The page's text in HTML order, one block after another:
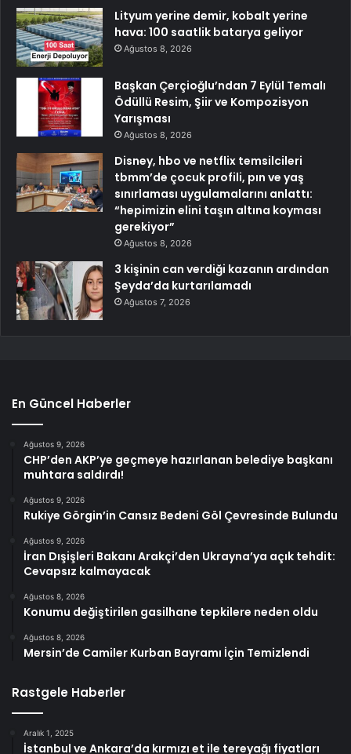
Lityum yerine demir, kobalt yerine
hava: 100 saatlik batarya geliyor
Ağustos 8, 2026
Başkan Çerçioğlu’ndan 7 Eylül Temalı
Ödüllü Resim, Şiir ve Kompozisyon
Yarışması
Ağustos 8, 2026
Disney, hbo ve netflix temsilcileri
tbmm’de çocuk profili, pın ve yaş
sınırlaması uygulamalarını anlattı:
“hepimizin elini taşın altına koyması
gerekiyor”
Ağustos 8, 2026
3 kişinin can verdiği kazanın ardından
Şeyda’da kurtarılamadı
Ağustos 7, 2026
En Güncel Haberler
Ağustos 9, 2026
CHP’den AKP’ye geçmeye hazırlanan belediye başkanı
muhtara saldırdı!
Ağustos 9, 2026
Rukiye Görgin’in Cansız Bedeni Göl Çevresinde Bulundu
Ağustos 9, 2026
İran Dışişleri Bakanı Arakçi’den Ukrayna’ya açık tehdit:
Cevapsız kalmayacak
Ağustos 8, 2026
Konumu değiştirilen gasilhane tepkilere neden oldu
Ağustos 8, 2026
Mersin’de Camiler Kurban Bayramı İçin Temizlendi
Rastgele Haberler
Aralık 1, 2025
İstanbul ve Ankara’da kırmızı et ile tereyağı fiyatları